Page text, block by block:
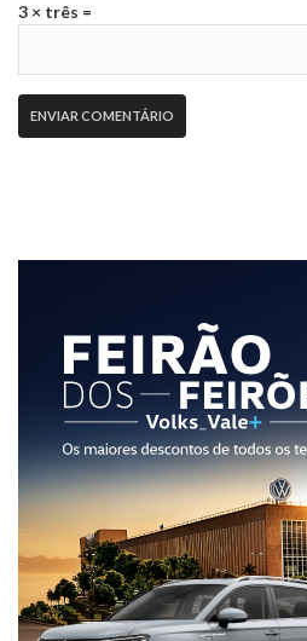
3 × três =